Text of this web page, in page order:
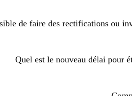
de faire des rectifications ou
Quel est le nouveau délai pour